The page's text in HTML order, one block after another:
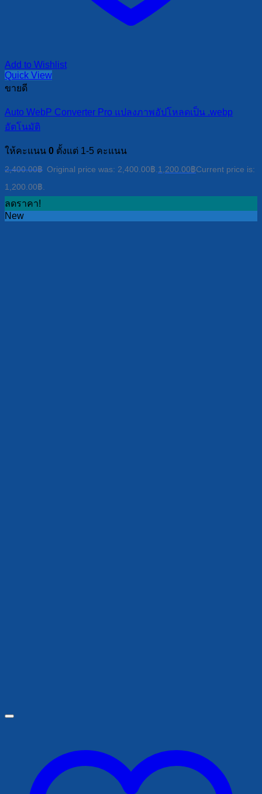
Add to Wishlist
Quick View
ขายดี
Auto WebP Converter Pro แปลงภาพอัปโหลดเป็น .webp
อัตโนมัติ
ให้คะแนน 0 ตั้งแต่ 1-5 คะแนน
2,400.00฿ Original price was: 2,400.00฿.1,200.00฿Current price is:
1,200.00฿.
ลดราคา!
New